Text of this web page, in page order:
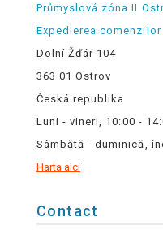
Průmyslová zóna II
Expedierea
Dolní Žďár 104
363 01 Ostrov
Česká republika
Luni - vineri, 10:00 -
Sâmbătă - duminică,
Harta aici
Contact